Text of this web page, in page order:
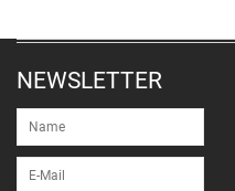
NEWSLETTER